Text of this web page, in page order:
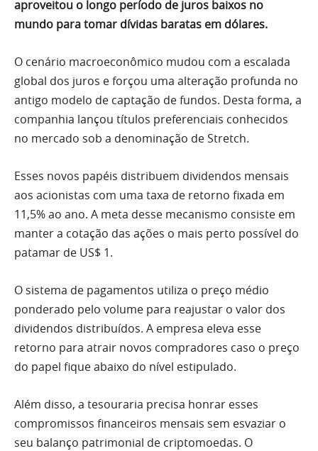
aproveitou o longo período de juros baixos no
mundo para tomar dívidas baratas em dólares.
O cenário macroeconômico mudou com a escalada
global dos juros e forçou uma alteração profunda no
antigo modelo de captação de fundos. Desta forma, a
companhia lançou títulos preferenciais conhecidos
no mercado sob a denominação de Stretch.
Esses novos papéis distribuem dividendos mensais
aos acionistas com uma taxa de retorno fixada em
11,5% ao ano. A meta desse mecanismo consiste em
manter a cotação das ações o mais perto possível do
patamar de US$ 1.
O sistema de pagamentos utiliza o preço médio
ponderado pelo volume para reajustar o valor dos
dividendos distribuídos. A empresa eleva esse
retorno para atrair novos compradores caso o preço
do papel fique abaixo do nível estipulado.
Além disso, a tesouraria precisa honrar esses
compromissos financeiros mensais sem esvaziar o
seu balanço patrimonial de criptomoedas. O